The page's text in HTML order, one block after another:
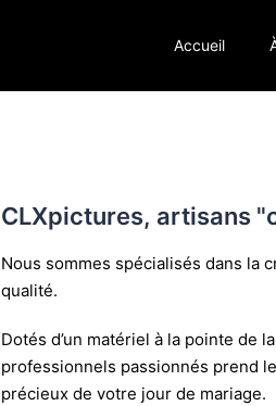
Accueil
CLXpictures, artisans
Nous sommes spécialisés dans la
qualité.
Dotés d’un matériel à la pointe de
professionnels passionnés prend
précieux de votre jour de mariage.